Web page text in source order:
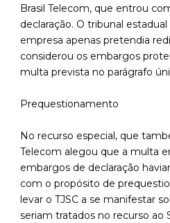
Brasil Telecom, que entrou
declaração. O tribunal
empresa apenas pretendia
considerou os embargos
multa prevista no parágrafo
Prequestionamento
No recurso especial, que
Telecom alegou que a multa
embargos de declaração
com o propósito de
levar o TJSC a se manifestar
seriam tratados no recurso ao